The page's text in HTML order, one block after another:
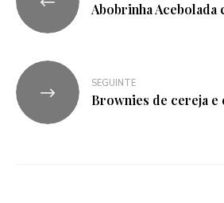
Abobrinha Acebolada
SEGUINTE
Brownies de cereja e